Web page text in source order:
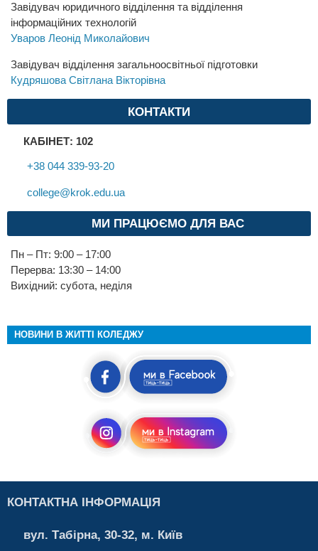
Завідувач юридичного відділення та відділення
інформаційних технологій
Уваров Леонід Миколайович
Завідувач відділення загальноосвітньої підготовки
Кудряшова Світлана Вікторівна
КОНТАКТИ
КАБІНЕТ: 102
+38 044 339-93-20
college@krok.edu.ua
МИ ПРАЦЮЄМО ДЛЯ ВАС
Пн – Пт: 9:00 – 17:00
Перерва: 13:30 – 14:00
Вихідний: субота, неділя
НОВИНИ В ЖИТТІ КОЛЕДЖУ
КОНТАКТНА ІНФОРМАЦІЯ
вул. Табірна, 30-32, м. Київ